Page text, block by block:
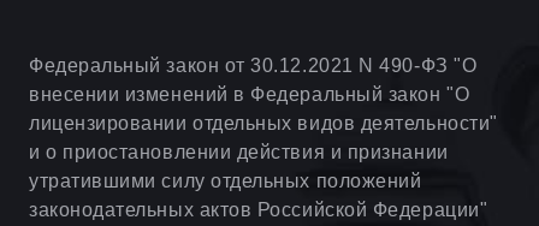
Федеральный закон от 30.12.2021 N 490-ФЗ "О
внесении изменений в Федеральный закон "О
лицензировании отдельных видов деятельности"
и о приостановлении действия и признании
утратившими силу отдельных положений
законодательных актов Российской Федерации"